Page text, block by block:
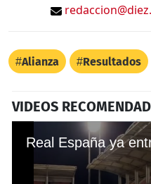
Alianza Resultados
VIDEOS